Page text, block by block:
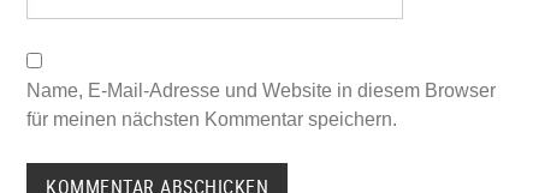
Name, E-Mail-Adresse und Website in diesem Browser
für meinen nächsten Kommentar speichern.